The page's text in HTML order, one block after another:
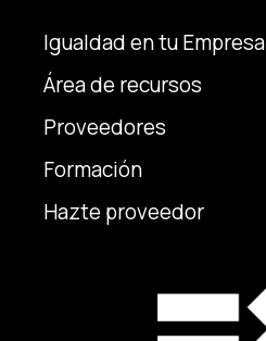
Igualdad en tu Empresa
Área de recursos
Proveedores
Formación
Hazte proveedor